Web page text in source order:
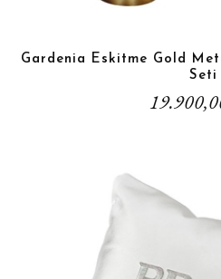
Gardenia Eskitme Gold
Seti